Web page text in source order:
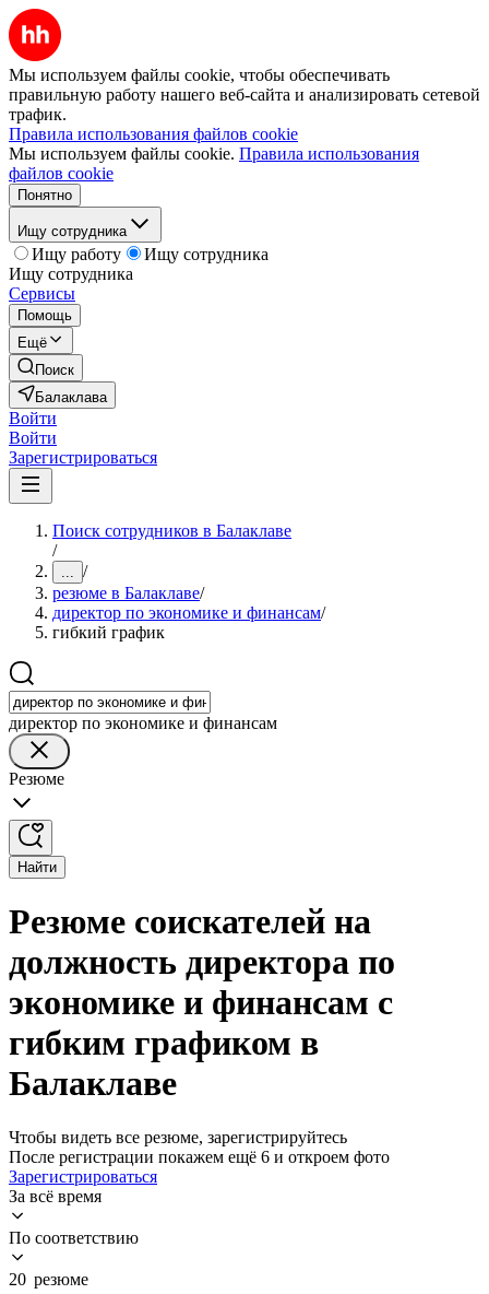
Мы используем файлы cookie, чтобы обеспечивать
правильную работу нашего веб-сайта и анализировать сетевой
трафик.
Правила использования файлов cookie
Мы используем файлы cookie. Правила использования
файлов cookie
Понятно
Ищу сотрудника
Ищу работу
Ищу сотрудника
Ищу сотрудника
Сервисы
Помощь
Ещё
Поиск
Балаклава
Войти
Войти
Зарегистрироваться
Поиск сотрудников в Балаклаве
/
... /
резюме в Балаклаве/
директор по экономике и финансам/
гибкий график
директор по экономике и финансам
Резюме
Найти
Резюме соискателей на
должность директора по
экономике и финансам с
гибким графиком в
Балаклаве
Чтобы видеть все резюме, зарегистрируйтесь
После регистрации покажем ещё 6 и откроем фото
Зарегистрироваться
За всё время
По соответствию
20 резюме